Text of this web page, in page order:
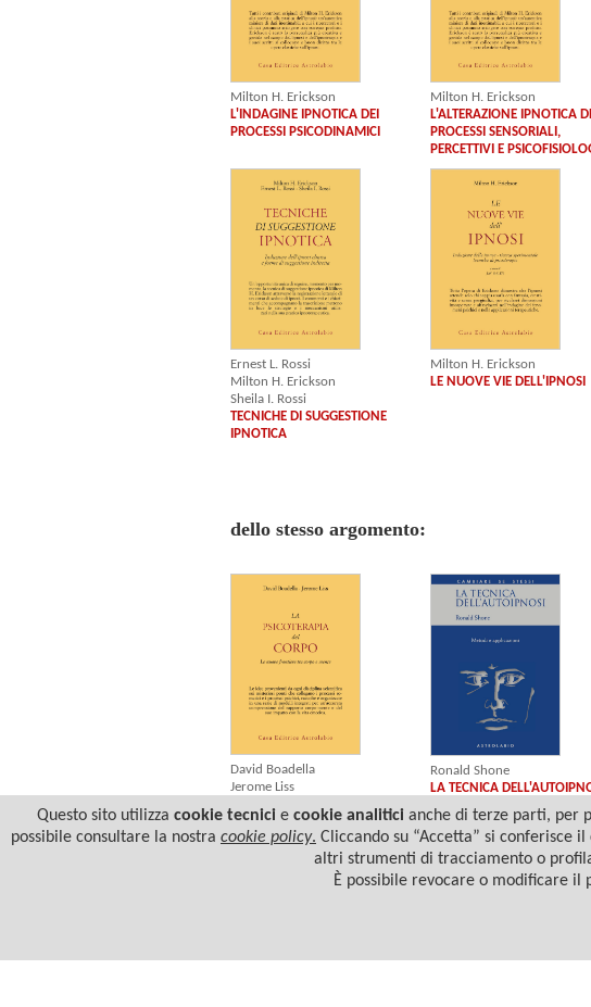
Milton H. Erickson
L'INDAGINE IPNOTICA DEI
PROCESSI PSICODINAMICI
Milton H. Erickson
L'ALTERAZIONE IPNOTICA
PROCESSI SENSORIALI,
PERCETTIVI E
Ernest L. Rossi
Milton H. Erickson
Sheila I. Rossi
TECNICHE DI SUGGESTIONE
IPNOTICA
Milton H. Erickson
LE NUOVE VIE DELL'IPNOSI
dello stesso argomento:
David Boadella
Jerome Liss
Ronald Shone
LA TECNICA
© 2022 Casa
Questo sito utilizza cookie tecnicie cookie analiticianche di terze parti, per
possibile consultare la nostra cookie policy. Cliccando su “Accetta” si conferisce
altri strumenti di tracciamento o
È possibile revocare o modificare il